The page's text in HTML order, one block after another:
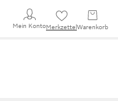
Mein KontoMerkzettel Warenkorb